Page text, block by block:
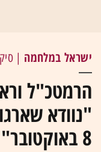
ישראל במלחמה |
הרמטכ"ל
"נוודא
8 באוקטובר"